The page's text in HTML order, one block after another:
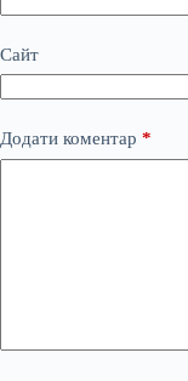
Сайт
Додати коментар *